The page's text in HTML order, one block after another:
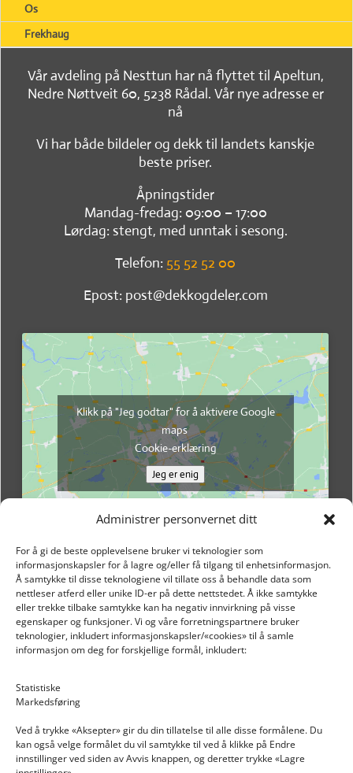
Administrer personvernet ditt
For å gi de beste opplevelsene bruker vi teknologier som
informasjonskapsler for å lagre og/eller få tilgang til enhetsinformasjon.
Å samtykke til disse teknologiene vil tillate oss å behandle data som
nettleser atferd eller unike ID-er på dette nettstedet. Å ikke samtykke
eller trekke tilbake samtykke kan ha negativ innvirkning på visse
egenskaper og funksjoner. Vi og våre forretningspartnere bruker
teknologier, inkludert informasjonskapsler/«cookies» til å samle
informasjon om deg for forskjellige formål, inkludert:
Statistiske
Markedsføring
Ved å trykke «Aksepter» gir du din tillatelse til alle disse formålene. Du
kan også velge formålet du vil samtykke til ved å klikke på Endre
innstillinger ved siden av Avvis knappen, og deretter trykke «Lagre
Os
Frekhaug
Vår avdeling på Nesttun har nå flyttet til Apeltun,
Nedre Nøttveit 60, 5238 Rådal. Vår nye adresse er
nå
Vi har både bildeler og dekk til landets kanskje
beste priser.
Åpningstider
Mandag-fredag: 09:00 – 17:00
Lørdag: stengt, med unntak i sesong.
Telefon: 55 52 52 00
Epost: post@dekkogdeler.com
Klikk på "Jeg godtar" for å aktivere Google
maps
Cookie-erklæring
Jeg er enig